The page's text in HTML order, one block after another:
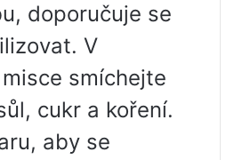
doporučuje se
V
smíchejte
cukr a koření.
aby se